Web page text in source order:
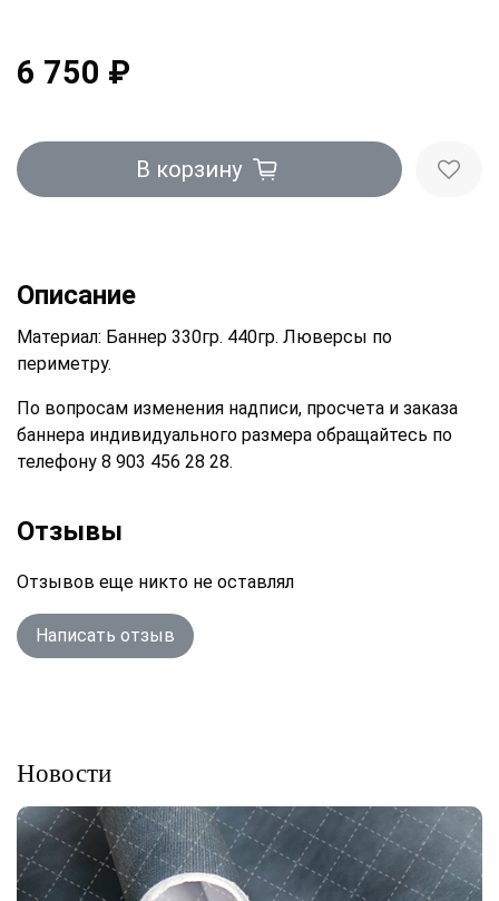
6 750 ₽
В корзину
Описание
Материал: Баннер 330гр. 440гр. Люверсы по
периметру.
По вопросам изменения надписи, просчета и заказа
баннера индивидуального размера обращайтесь по
телефону 8 903 456 28 28.
Отзывы
Отзывов еще никто не оставлял
Написать отзыв
Новости